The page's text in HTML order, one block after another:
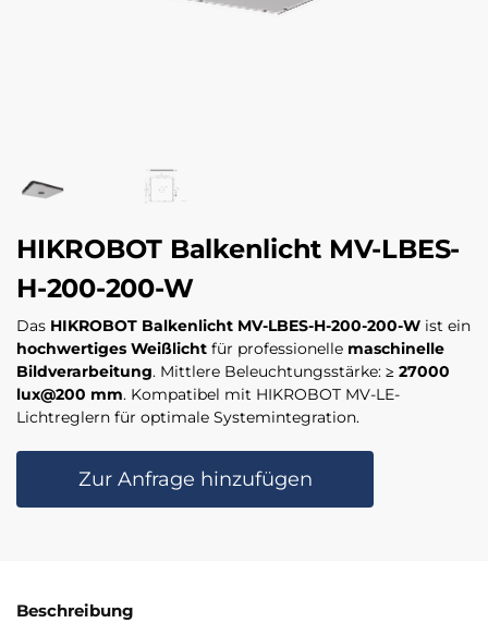
HIKROBOT Balkenlicht MV-LBES-
H-200-200-W
Das HIKROBOT Balkenlicht MV-LBES-H-200-200-W ist ein
hochwertiges Weißlicht für professionelle maschinelle
Bildverarbeitung. Mittlere Beleuchtungsstärke: ≥ 27000
lux@200 mm. Kompatibel mit HIKROBOT MV-LE-
Lichtreglern für optimale Systemintegration.
Zur Anfrage hinzufügen
Beschreibung